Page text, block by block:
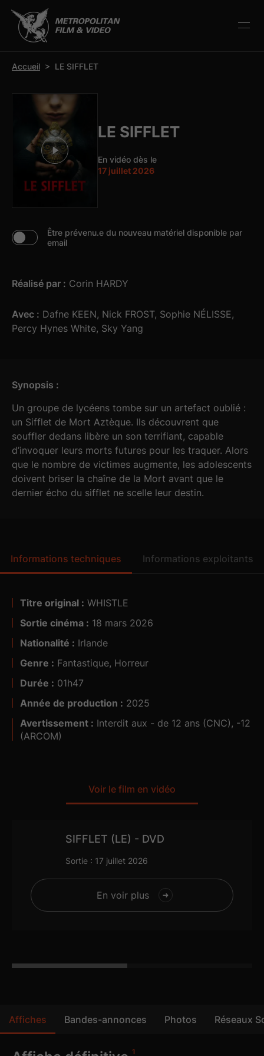
barre d’outils
Accueil > LE SIFFLET
LE SIFFLET
En vidéo dès le
17 juillet 2026
Être prévenu.e du nouveau matériel disponible par
email
Réalisé par : Corin HARDY
Avec : Dafne KEEN, Nick FROST, Sophie NÉLISSE,
Percy Hynes White, Sky Yang
Synopsis :
Un groupe de lycéens tombe sur un artefact oublié :
un Sifflet de Mort Aztèque. Ils découvrent que
souffler dedans libère un son terrifiant, capable
d’invoquer leurs morts futures pour les traquer. Alors
que le nombre de victimes augmente, les adolescents
doivent briser la chaîne de la Mort avant que le
dernier écho du sifflet ne scelle leur destin.
Informations techniques Informations exploitants
Titre original : WHISTLE
Sortie cinéma : 18 mars 2026
Nationalité : Irlande
Genre : Fantastique, Horreur
Durée : 01h47
Année de production : 2025
Avertissement :
(ARCOM)
Visa n° :
Matériel disponible dans vos salles :
Voir le film en vidéo
SIFFLET (LE) - DVD
Sortie : 17 juillet 2026
En voir plus
Affiches Bandes-annonces Photos Réseaux
1
12